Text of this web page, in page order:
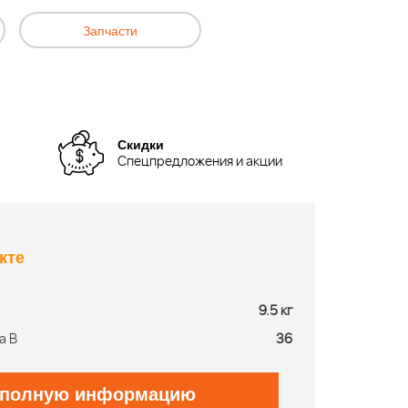
Запчасти
Скидки
Спецпредложения и акции
9.5 кг
В
36
информацию